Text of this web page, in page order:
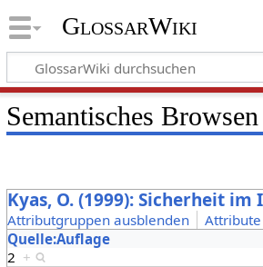
GlossarWiki
Semantisches Browsen
Kyas, O. (1999): Sicherheit
Attributgruppen ausblenden
Quelle:Auflage
2 +